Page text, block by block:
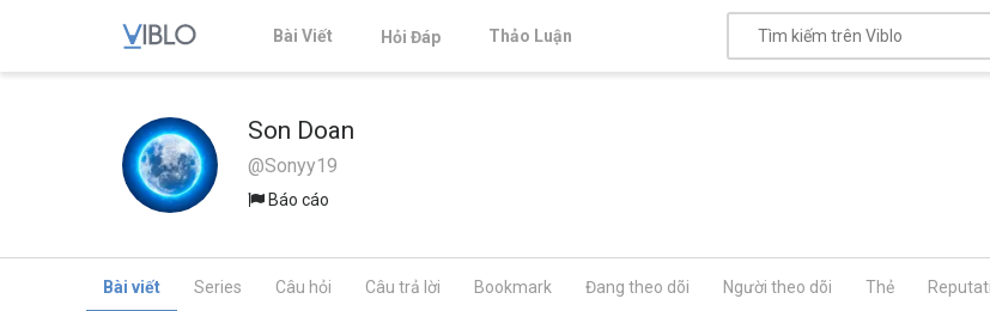
Bài Viết Hỏi Đáp Thảo Luận
Son Doan
@Sonyy19
Báo cáo
Bài viết Series Câu hỏi Câu trả lời Bookmark Đang theo dõi Người theo dõi Thẻ